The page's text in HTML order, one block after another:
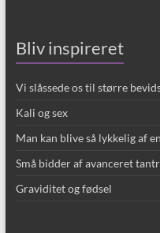
Bliv inspireret
Vi slåssede os til større
Kali og sex
Man kan blive så lykkelig af
Små bidder af avanceret
Graviditet og fødsel